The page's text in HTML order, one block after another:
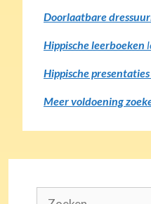
Doorlaatbare
Hippische leerboeken
Hippische presentaties
Meer voldoening